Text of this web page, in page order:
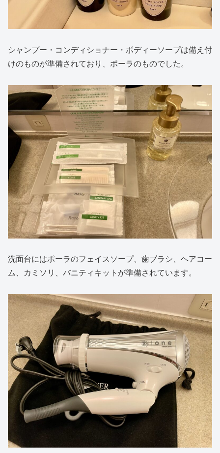
シャンプー・コンディショナー・ボディーソープは備え付
けのものが準備されており、ポーラのものでした。
洗面台にはポーラのフェイスソープ、歯ブラシ、ヘアコー
ム、カミソリ、バニティキットが準備されています。